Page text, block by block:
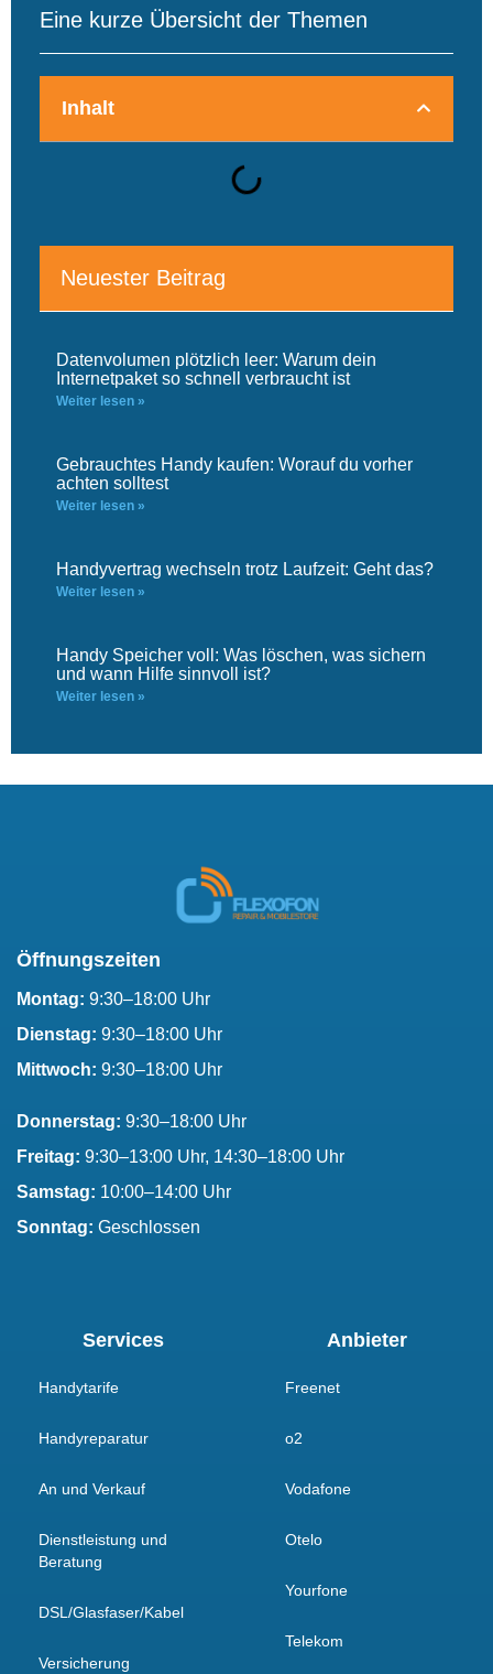
Eine kurze Übersicht der Themen
Inhalt
Neuester Beitrag
Datenvolumen plötzlich leer: Warum dein
Internetpaket so schnell verbraucht ist
Weiter lesen »
Gebrauchtes Handy kaufen: Worauf du vorher
achten solltest
Weiter lesen »
Handyvertrag wechseln trotz Laufzeit: Geht das?
Weiter lesen »
Handy Speicher voll: Was löschen, was sichern
und wann Hilfe sinnvoll ist?
Weiter lesen »
Öffnungszeiten
Montag: 9:30–18:00 Uhr
Dienstag: 9:30–18:00 Uhr
Mittwoch: 9:30–18:00 Uhr
Donnerstag: 9:30–18:00 Uhr
Freitag: 9:30–13:00 Uhr, 14:30–18:00 Uhr
Samstag: 10:00–14:00 Uhr
Sonntag: Geschlossen
Services
Handytarife
Handyreparatur
An und Verkauf
Dienstleistung und
Beratung
DSL/Glasfaser/Kabel
Versicherung
Anbieter
Freenet
o2
Vodafone
Otelo
Yourfone
Telekom